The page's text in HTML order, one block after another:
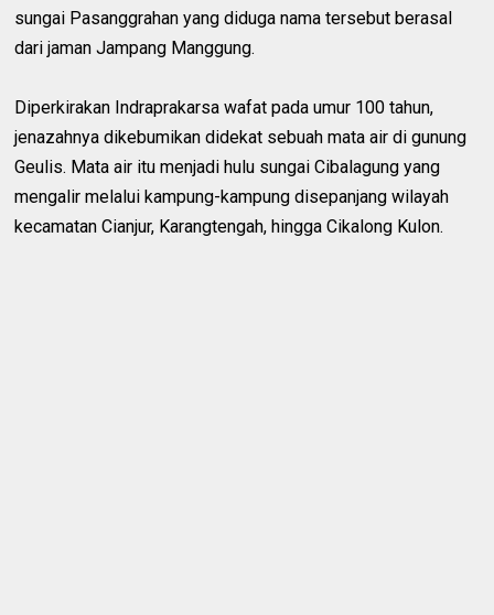
sungai Pasanggrahan yang diduga nama tersebut berasal
dari jaman Jampang Manggung.
Diperkirakan Indraprakarsa wafat pada umur 100 tahun,
jenazahnya dikebumikan didekat sebuah mata air di gunung
Geulis. Mata air itu menjadi hulu sungai Cibalagung yang
mengalir melalui kampung-kampung disepanjang wilayah
kecamatan Cianjur, Karangtengah, hingga Cikalong Kulon.